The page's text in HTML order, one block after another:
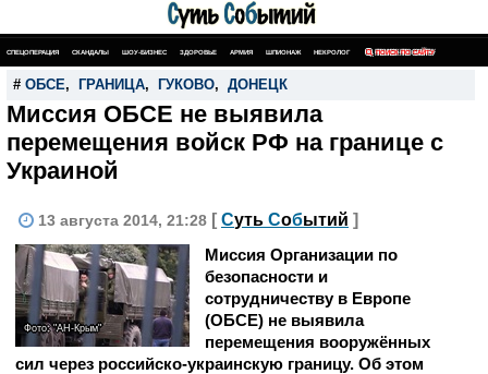
СПЕЦОПЕРАЦИЯ СКАНДАЛЫ ШОУ-БИЗНЕС ЗДОРОВЬЕ АРМИЯ ШПИОНАЖ НЕКРОЛОГ ПОИСК ПО САЙТУ
# ОБСЕ, ГРАНИЦА, ГУКОВО, ДОНЕЦК
Миссия ОБСЕ не выявила
перемещения войск РФ на границе с
Украиной
13 августа 2014, 21:28 [ Суть Событий ]
Фото: "АН-Крым"
Миссия Организации по
безопасности и
сотрудничеству в Европе
(ОБСЕ) не выявила
перемещения вооружённых
сил через российско-украинскую границу. Об этом